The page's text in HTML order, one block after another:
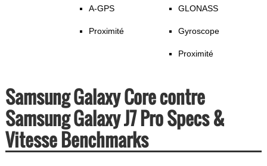
A-GPS
Proximité
GLONASS
Gyroscope
Proximité
Samsung Galaxy Core contre
Samsung Galaxy J7 Pro Specs &
Vitesse Benchmarks